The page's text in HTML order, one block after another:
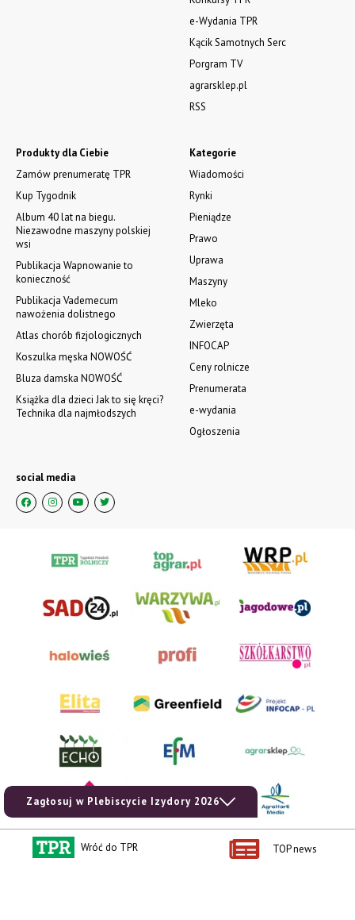
Remonty pionowych wozów paszowych wszystkich marek, noże
części zamienne, materiały eksploatacyjne. Serwis mobilny na
terenie całej Polski.
HUBUS – PRODUCENT OKIEN
INWENTARSKICH, PARAPETY.
Kokanin k. Kalisza, Tel. 501-107-580.
zobacz e-wydanie
kup prenumeratę
Zagłosuj w Plebiscycie Izydory 2026
Wróć do TPR TOP news